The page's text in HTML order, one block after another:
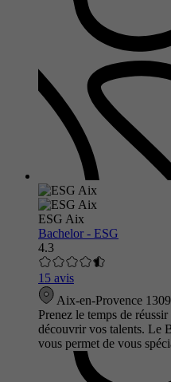
ESG Aix
Bachelor - ESG
4.3
15 avis
Aix-en-Provence
Prenez le temps de
découvrir vos talents. Le
vous permet de vous